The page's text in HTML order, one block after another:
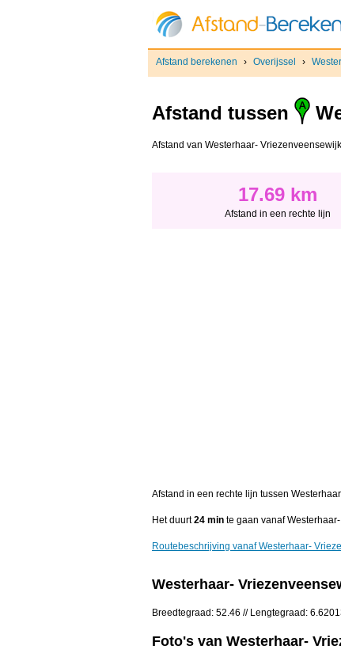
Afstand berekenen › Overijssel ›
Afstand tussen
Afstand van Westerhaar-
17.69 km
Afstand in een rechte lijn
Afstand in een rechte lijn tussen
Het duurt24 min te gaan vanaf
Routebeschrijving vanaf Westerhaar-
Westerhaar-
Breedtegraad: 52.46 // Lengtegraad:
Foto's van Westerhaar-